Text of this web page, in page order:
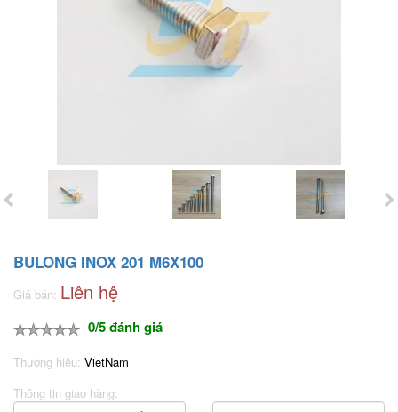
BULONG INOX 201 M6X100
Giá bán: Liên hệ
0/5 đánh giá
Thương hiệu: VietNam
Thông tin giao hàng: